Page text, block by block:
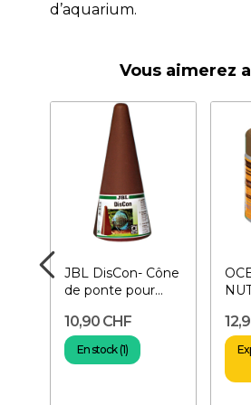
d’aquarium.
Vous aimerez
JBL DisCon- Cône
de ponte pour
10,90 CHF
En stock (1)
g-